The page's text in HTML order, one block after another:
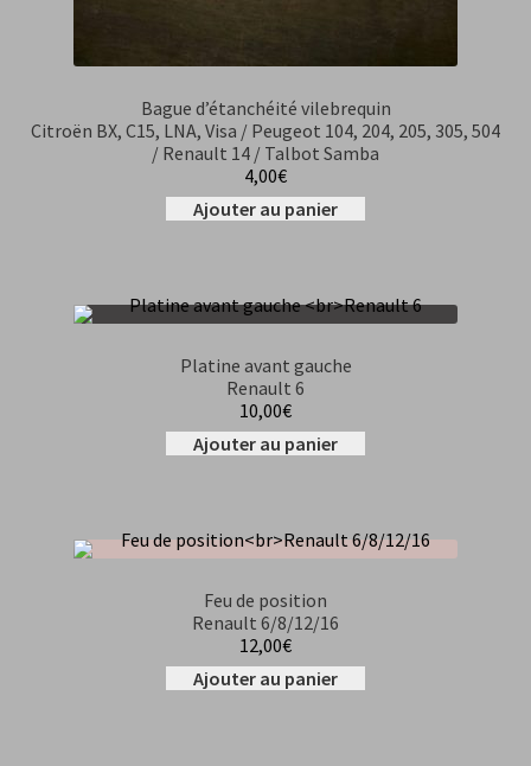
Bague d’étanchéité vilebrequin
Citroën BX, C15, LNA, Visa / Peugeot 104, 204, 205, 305, 504
/ Renault 14 / Talbot Samba
4,00€
Ajouter au panier
Platine avant gauche
Renault 6
10,00€
Ajouter au panier
Feu de position
Renault 6/8/12/16
12,00€
Ajouter au panier